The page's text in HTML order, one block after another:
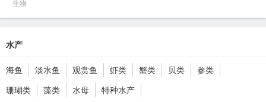
生物
水产
海鱼 淡水鱼 观赏鱼 虾类 蟹类 贝类 参类
珊瑚类 藻类 水母 特种水产